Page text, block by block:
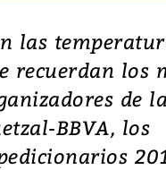
las
recuerdan los
de
BBVA, los
Video:
promesas
en
tierras